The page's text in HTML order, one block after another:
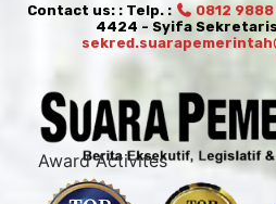
Contact us: : Telp. : 0812
4424 - Syifa Sekretaris
Award Activites